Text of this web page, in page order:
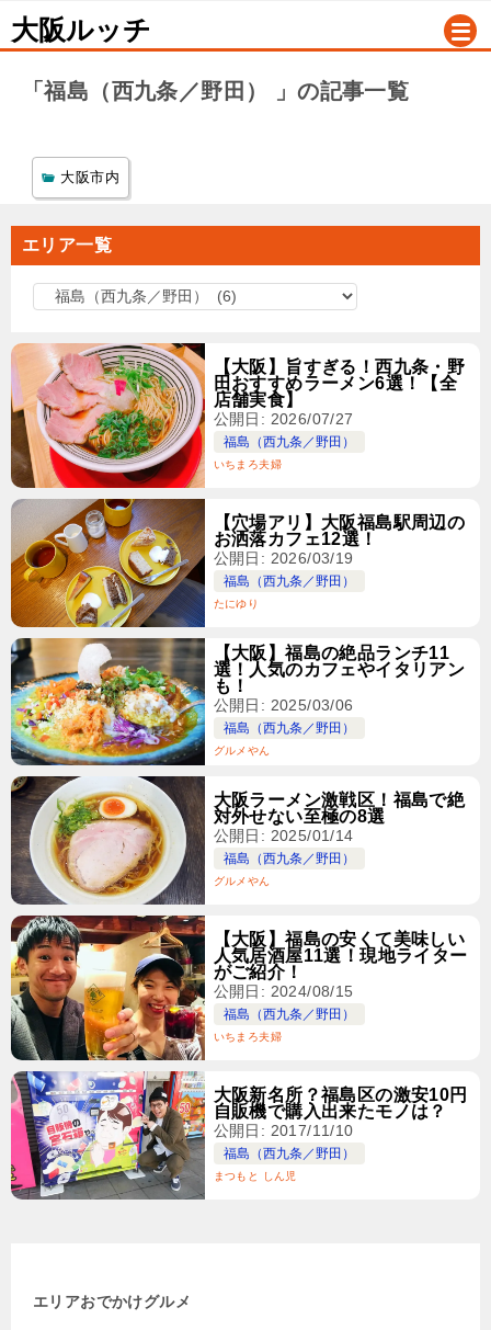
大阪ルッチ
「福島（西九条／野田） 」の記事一覧
大阪市内
エリア一覧
ア
一
覧
【大阪】旨すぎる！西九条・野
田おすすめラーメン6選！【全
店舗実食】
公開日: 2026/07/27
福島（西九条／野田）
いちまろ夫婦
【穴場アリ】大阪福島駅周辺の
お洒落カフェ12選！
公開日: 2026/03/19
福島（西九条／野田）
たにゆり
【大阪】福島の絶品ランチ11
選！人気のカフェやイタリアン
も！
公開日: 2025/03/06
福島（西九条／野田）
グルメやん
大阪ラーメン激戦区！福島で絶
対外せない至極の8選
公開日: 2025/01/14
福島（西九条／野田）
グルメやん
【大阪】福島の安くて美味しい
人気居酒屋11選！現地ライター
がご紹介！
公開日: 2024/08/15
福島（西九条／野田）
いちまろ夫婦
大阪新名所？福島区の激安10円
自販機で購入出来たモノは？
公開日: 2017/11/10
福島（西九条／野田）
まつもと しん児
エリアおでかけグルメ